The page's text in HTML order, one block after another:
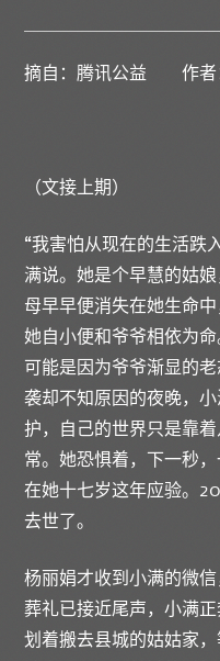
摘自：腾讯公益 作者
（文接上期）
“我害怕从现在的生活跌
满说。她是个早慧的姑
母早早便消失在她生命
她自小便和爷爷相依为
可能是因为爷爷渐显的
袭却不知原因的夜晚，
护，自己的世界只是靠
常。她恐惧着，下一秒
在她十七岁这年应验。
去世了。
杨丽娟才收到小满的微
葬礼已接近尾声，小满
划着搬去县城的姑姑家